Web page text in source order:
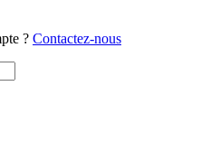
? Contactez-nous